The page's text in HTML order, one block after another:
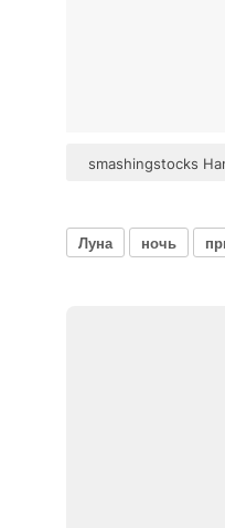
smashingstocks
Луна ночь